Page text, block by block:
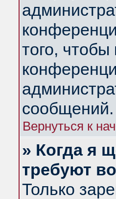
того,
сообщений.
Вернуться к
» Когда я
требуют
Только